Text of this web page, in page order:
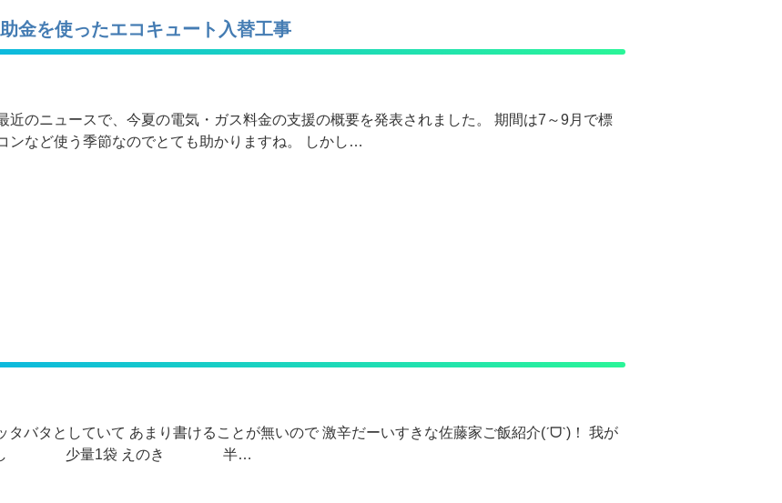
金を使ったエコキュート入替工事
近のニュースで、今夏の電気・ガス料金の支援の概要を発表されました。 期間は7～9月で標
ンなど使う季節なのでとても助かりますね。 しかし…
タバタとしていて あまり書けることが無いので 激辛だーいすきな佐藤家ご飯紹介(ˊᗜˋ)！ 我が
もやし 少量1袋 えのき 半…